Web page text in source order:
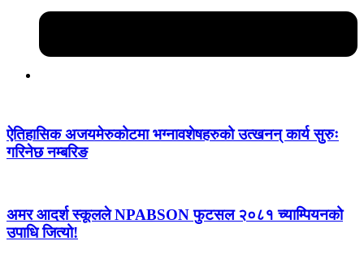
ऐतिहासिक अजयमेरुकोटमा भग्नावशेषहरुको उत्खनन् कार्य सुरुः
गरिनेछ नम्बरिङ
अमर आदर्श स्कूलले NPABSON फुटसल २०८१ च्याम्पियनको
उपाधि जित्यो!